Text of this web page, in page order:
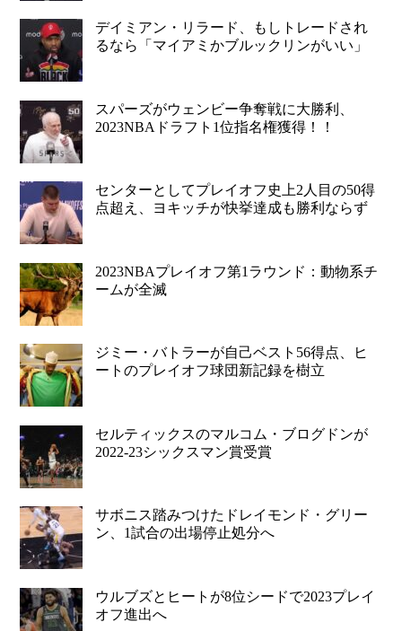
デイミアン・リラード、もしトレードされ
るなら「マイアミかブルックリンがいい」
スパーズがウェンビー争奪戦に大勝利、
2023NBAドラフト1位指名権獲得！！
センターとしてプレイオフ史上2人目の50得
点超え、ヨキッチが快挙達成も勝利ならず
2023NBAプレイオフ第1ラウンド：動物系チ
ームが全滅
ジミー・バトラーが自己ベスト56得点、ヒ
ートのプレイオフ球団新記録を樹立
セルティックスのマルコム・ブログドンが
2022-23シックスマン賞受賞
サボニス踏みつけたドレイモンド・グリー
ン、1試合の出場停止処分へ
ウルブズとヒートが8位シードで2023プレイ
オフ進出へ